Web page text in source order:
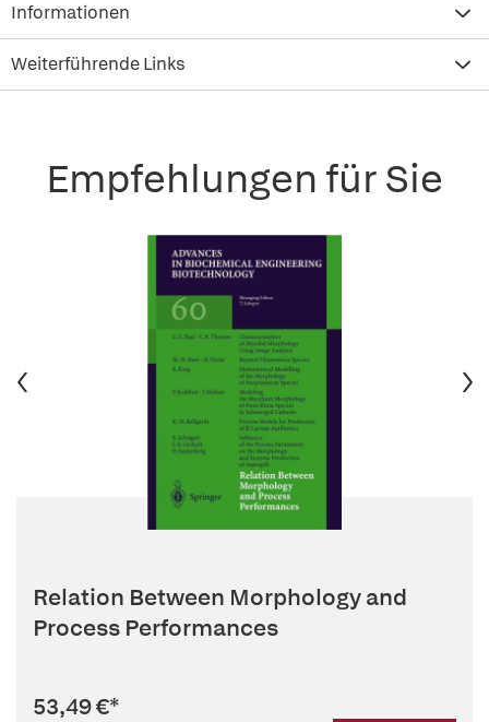
Informationen
Weiterführende Links
Empfehlungen für Sie
Relation Between Morphology and
Process Performances
53,49 €*